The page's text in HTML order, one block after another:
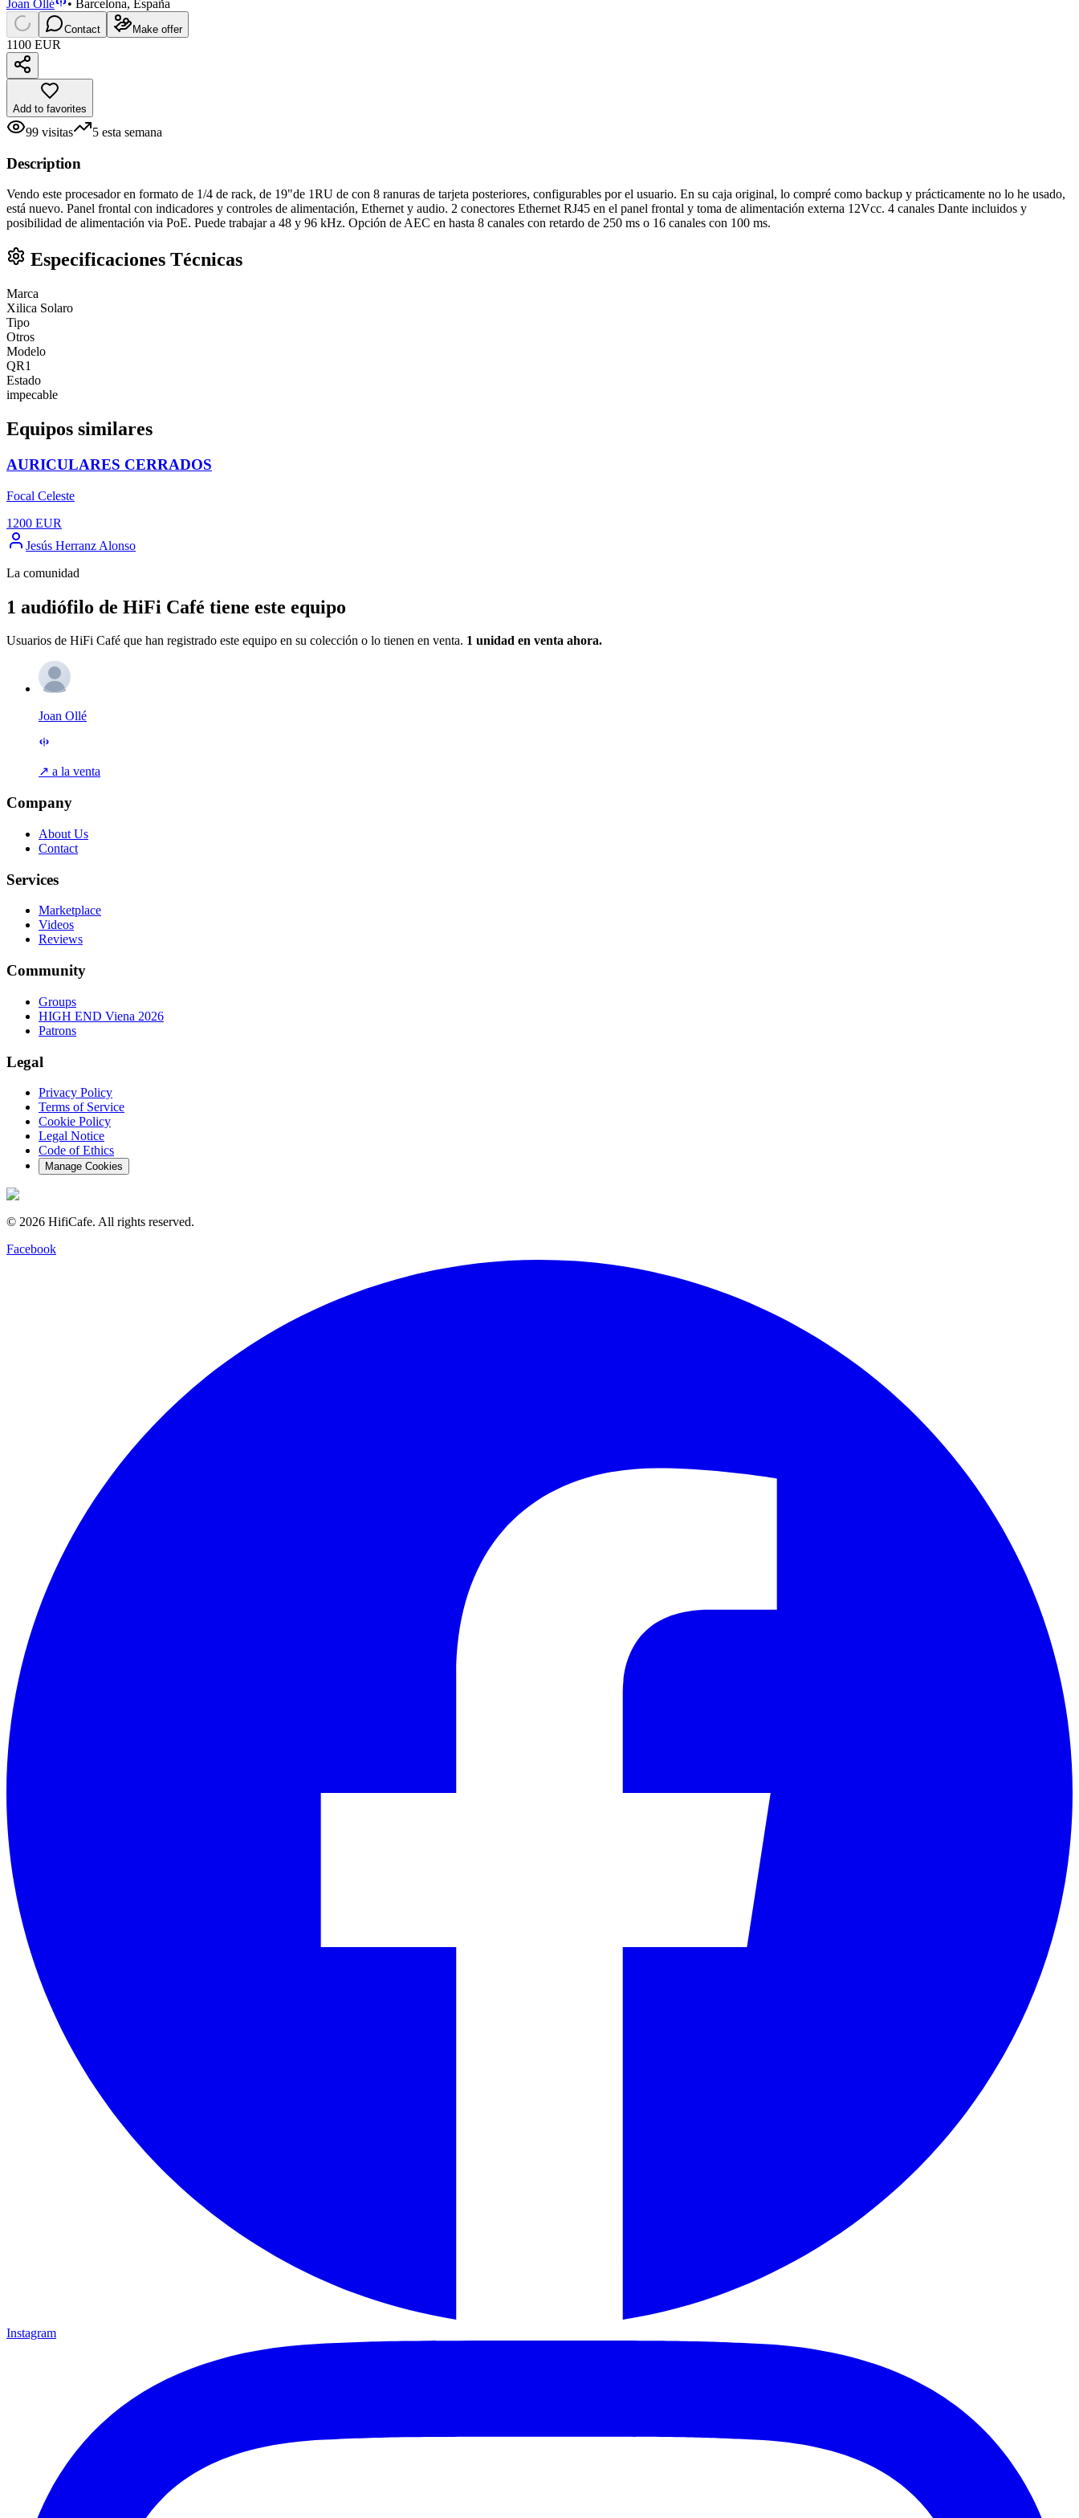
Joan Ollé • Barcelona, España
Contact Make offer
1100 EUR
Add to favorites
99 visitas 5 esta semana
Description
Vendo este procesador en formato de 1/4 de rack, de 19"de 1RU de con 8 ranuras de tarjeta posteriores, configurables por el usuario. En su caja original, lo compré como backup y prácticamente no lo he usado,
está nuevo. Panel frontal con indicadores y controles de alimentación, Ethernet y audio. 2 conectores Ethernet RJ45 en el panel frontal y toma de alimentación externa 12Vcc. 4 canales Dante incluidos y
posibilidad de alimentación via PoE. Puede trabajar a 48 y 96 kHz. Opción de AEC en hasta 8 canales con retardo de 250 ms o 16 canales con 100 ms.
Especificaciones Técnicas
Marca
Xilica Solaro
Tipo
Otros
Modelo
QR1
Estado
impecable
Equipos similares
AURICULARES CERRADOS
Focal Celeste
1200 EUR
Jesús Herranz Alonso
La comunidad
1 audiófilo de HiFi Café tiene este equipo
Usuarios de HiFi Café que han registrado este equipo en su colección o lo tienen en venta. 1 unidad en venta ahora.
Joan Ollé
↗ a la venta
Company
About Us
Contact
Services
Marketplace
Videos
Reviews
Community
Groups
HIGH END Viena 2026
Patrons
Legal
Privacy Policy
Terms of Service
Cookie Policy
Legal Notice
Code of Ethics
Manage Cookies
© 2026 HifiCafe. All rights reserved.
Facebook
Instagram